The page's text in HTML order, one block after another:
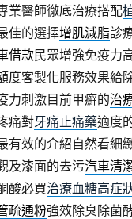
業醫師徹底治療搭配
佳的選擇增肌減脂診
借款民眾增強免疫力
度客製化服務效果給
力刺激目前甲癬的治
痛對牙痛止痛藥適度
有效的介紹自然看細
及漆面的去污汽車清
酸必買治療血糖高症
疏通粉強效除臭除菌